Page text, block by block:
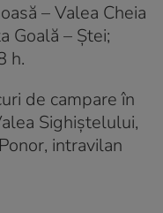
– Valea Cheia
Goală – Ştei;
h.
de campare în
Sighiștelului,
intravilan